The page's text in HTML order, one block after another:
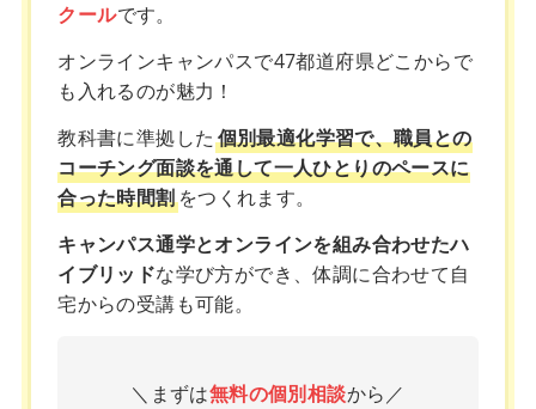
クールです。
オンラインキャンパスで47都道府県どこからで
も入れるのが魅力！
教科書に準拠した 個別最適化学習で、職員との
コーチング面談を通して一人ひとりのペースに
合った時間割をつくれます。
キャンパス通学とオンラインを組み合わせたハ
イブリッドな学び方ができ、体調に合わせて自
宅からの受講も可能。
＼まずは無料の個別相談から／